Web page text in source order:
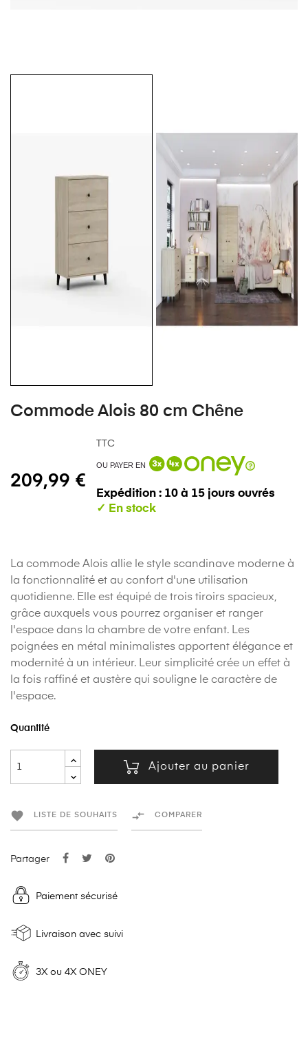
Commode Alois 80 cm Chêne
209,99 €
TTC
OU PAYER EN
Expédition : 10 à 15 jours ouvrés
La commode Alois allie le style scandinave moderne à
la fonctionnalité et au confort d'une utilisation
quotidienne. Elle est équipé de trois tiroirs spacieux,
grâce auxquels vous pourrez organiser et ranger
l'espace dans la chambre de votre enfant. Les
poignées en métal minimalistes apportent élégance et
modernité à un intérieur. Leur simplicité crée un effet à
la fois raffiné et austère qui souligne le caractère de
l'espace.
Quantité
Ajouter au panier
 LISTE DE SOUHAITS  COMPARER
Partager
Paiement sécurisé
Livraison avec suivi
3X ou 4X ONEY